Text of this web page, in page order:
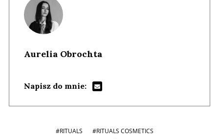
Aurelia Obrochta
Napisz do mnie:
#RITUALS
#RITUALS COSMETICS